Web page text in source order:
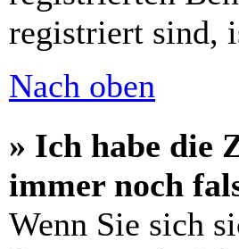
registriert sind,
Nach oben
» Ich habe die
immer noch
Wenn Sie sich